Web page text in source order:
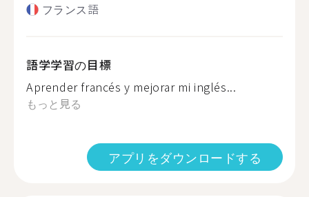
フランス語
語学学習の目標
Aprender francés y mejorar mi inglés...
もっと見る
アプリをダウンロードする